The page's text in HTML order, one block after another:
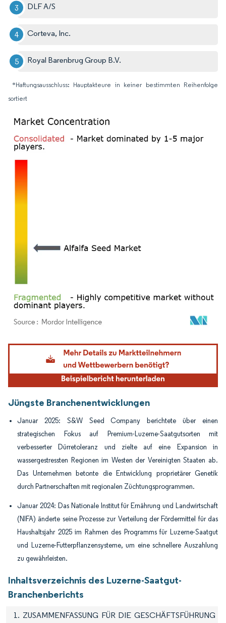
DLF A/S
Corteva, Inc.
Royal Barenbrug Group B.V.
*Haftungsausschluss: Hauptakteure in keiner bestimmten Reihenfolge
sortiert
Bild © Mordor Intelligence. Wiederverwendung erfordert Namensnennung gemäß
Jüngste Branchenentwicklungen
Januar 2025: S&W Seed Company berichtete über einen
strategischen Fokus auf Premium-Luzerne-Saatgutsorten mit
verbesserter Dürretoleranz und zielte auf eine Expansion in
wassergestressten Regionen im Westen der Vereinigten Staaten ab.
Das Unternehmen betonte die Entwicklung proprietärer Genetik
durch Partnerschaften mit regionalen Züchtungsprogrammen.
Januar 2024: Das Nationale Institut für Ernährung und Landwirtschaft
(NIFA) änderte seine Prozesse zur Verteilung der Fördermittel für das
Haushaltsjahr 2025 im Rahmen des Programms für Luzerne-Saatgut
und Luzerne-Futterpflanzensysteme, um eine schnellere Auszahlung
zu gewährleisten.
Inhaltsverzeichnis des Luzerne-Saatgut-
Branchenberichts
1. ZUSAMMENFASSUNG FÜR DIE GESCHÄFTSFÜHRUNG